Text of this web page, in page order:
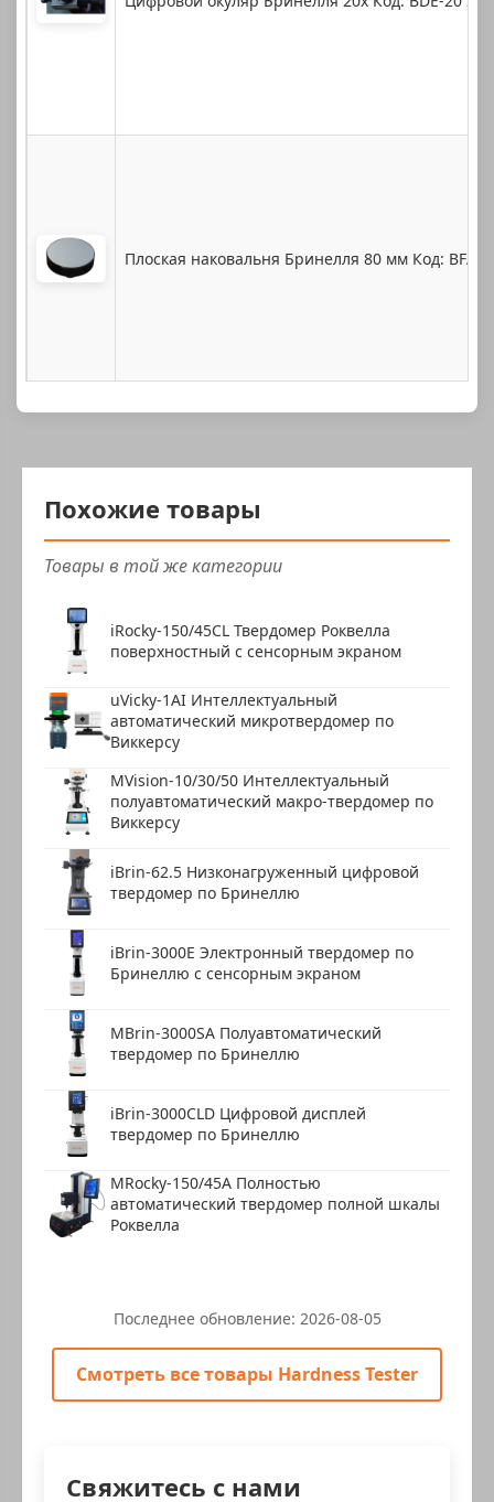
Плоская наковальня Бринелля 80 мм Код:
Похожие товары
Товары в той же категории
iRocky-150/45CL Твердомер Роквелла
поверхностный с сенсорным экраном
uVicky-1AI Интеллектуальный
автоматический микротвердомер по
Виккерсу
MVision-10/30/50 Интеллектуальный
полуавтоматический макро-твердомер по
Виккерсу
iBrin-62.5 Низконагруженный цифровой
твердомер по Бринеллю
iBrin-3000E Электронный твердомер по
Бринеллю с сенсорным экраном
MBrin-3000SA Полуавтоматический
твердомер по Бринеллю
iBrin-3000CLD Цифровой дисплей
твердомер по Бринеллю
MRocky-150/45A Полностью
автоматический твердомер полной шкалы
Роквелла
Последнее обновление: 2026-08-05
Смотреть все товары Hardness Tester
Свяжитесь с нами